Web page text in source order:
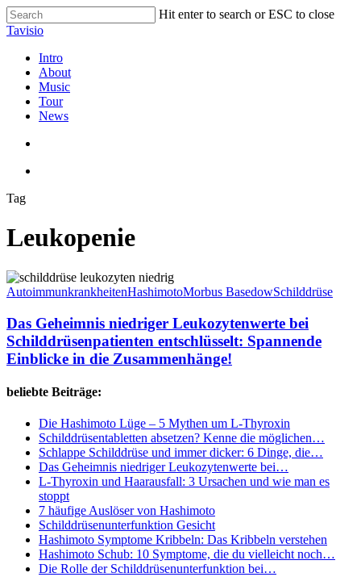
Skip
to
content
Hit enter to search or ESC to close
Close
Tavisio
search
Menu
Intro
About
Music
Tour
News
Tag
Leukopenie
Das
Geheimnis
Leukozytenwerte
bei
Schilddrüsenpatienten
entschlüsselt:
Einblicke
Zusammenhänge!
AutoimmunkrankheitenHashimotoMorbus BasedowSchilddrüse
Das Geheimnis niedriger Leukozytenwerte bei
Schilddrüsenpatienten entschlüsselt: Spannende
Einblicke in die Zusammenhänge!
beliebte Beiträge:
Die Hashimoto Lüge – 5 Mythen um L-Thyroxin
Schilddrüsentabletten absetzen? Kenne die möglichen…
Schlappe Schilddrüse und immer dicker: 6 Dinge, die…
Das Geheimnis niedriger Leukozytenwerte bei…
L-Thyroxin und Haarausfall: 3 Ursachen und wie man es
stoppt
7 häufige Auslöser von Hashimoto
Schilddrüsenunterfunktion Gesicht
Hashimoto Symptome Kribbeln: Das Kribbeln verstehen
Hashimoto Schub: 10 Symptome, die du vielleicht noch…
Die Rolle der Schilddrüsenunterfunktion bei…